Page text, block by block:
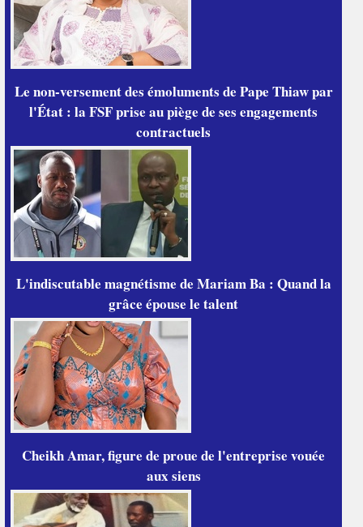
Le non-versement des émoluments de Pape Thiaw par
l'État : la FSF prise au piège de ses engagements
contractuels
L'indiscutable magnétisme de Mariam Ba : Quand la
grâce épouse le talent
Cheikh Amar, figure de proue de l'entreprise vouée
aux siens